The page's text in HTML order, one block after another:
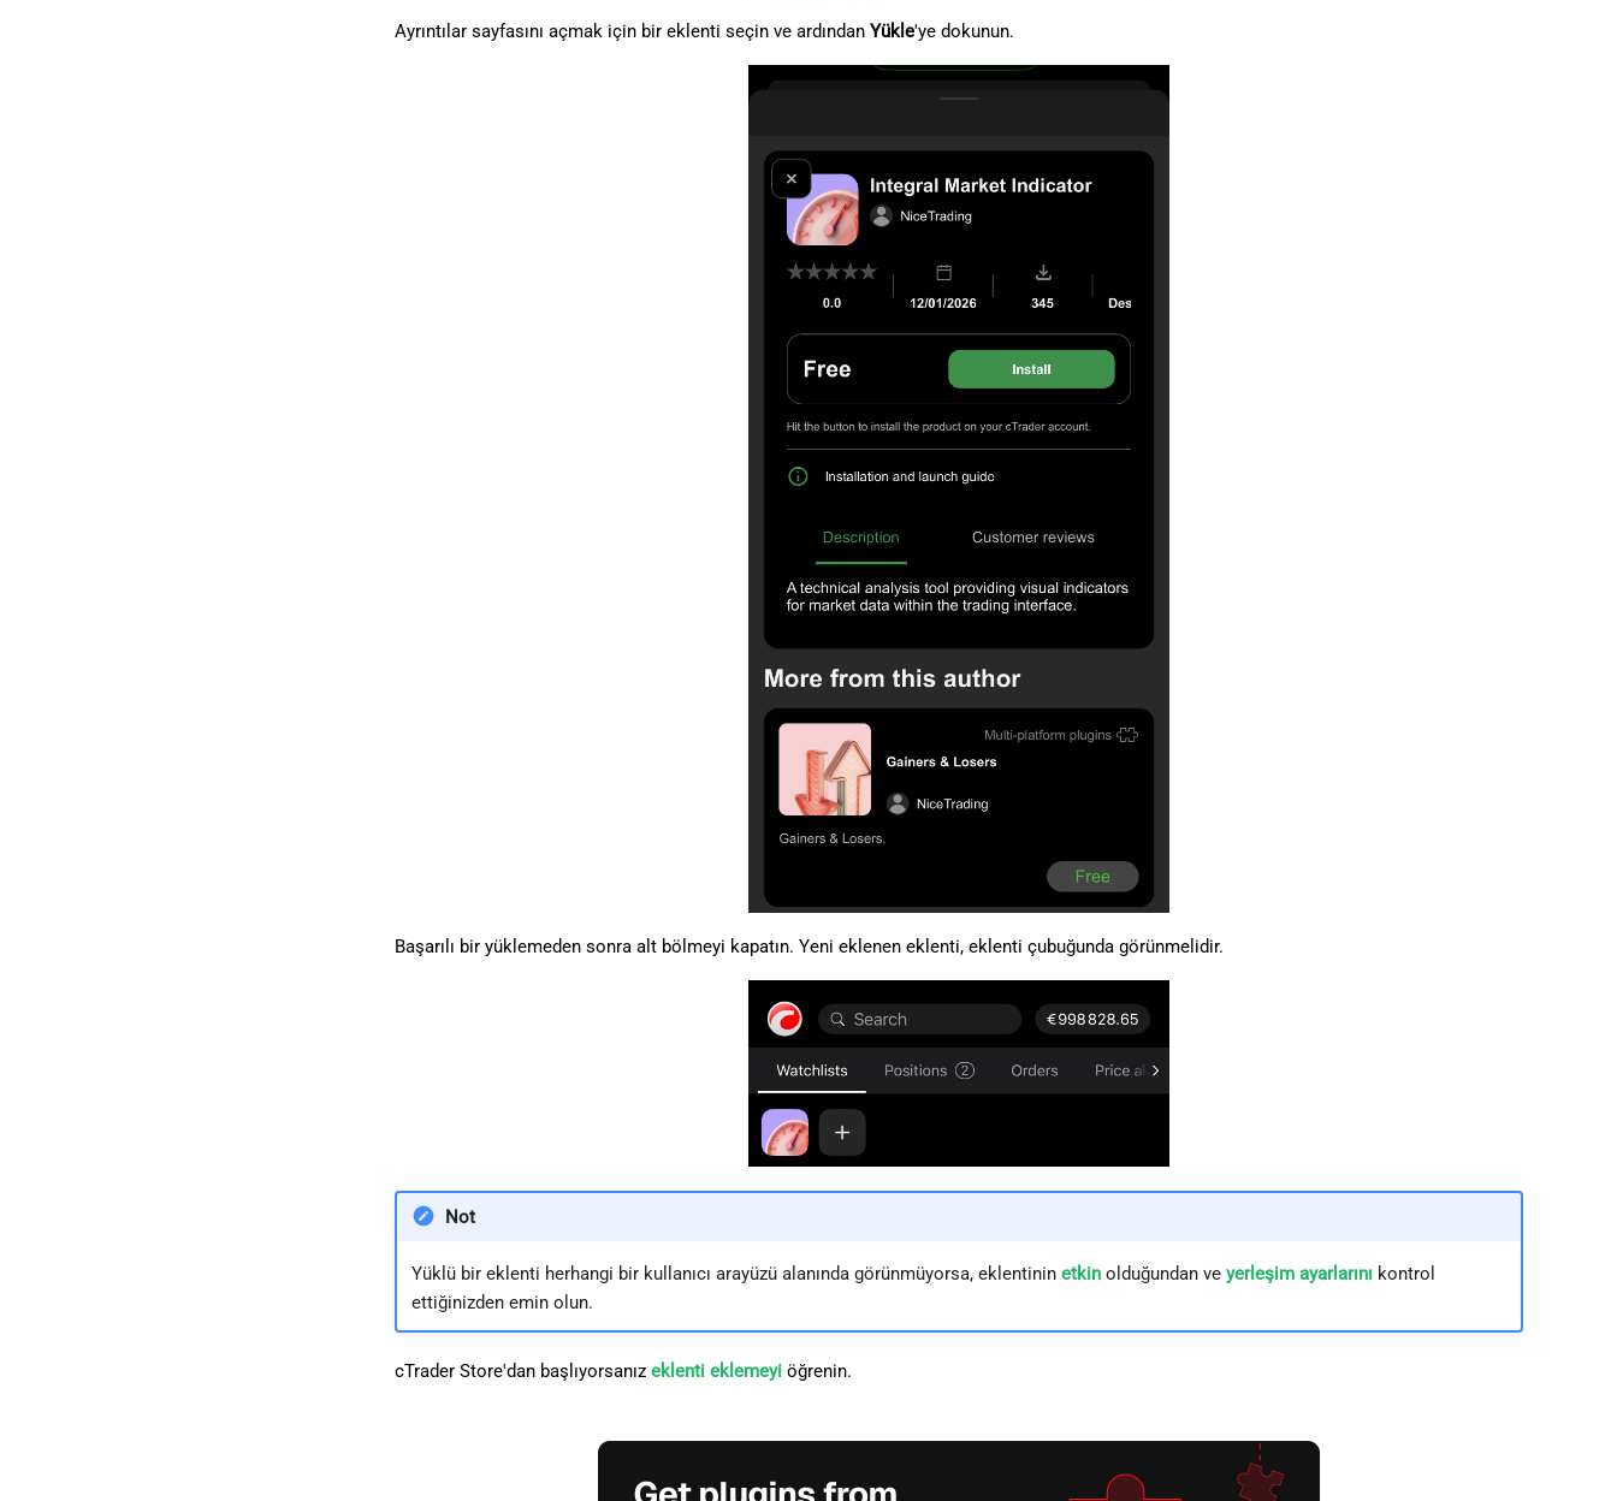
Ayrıntılar sayfasını açmak için bir eklenti seçin ve ardından Yükle'ye dokunun.
Başarılı bir yüklemeden sonra alt bölmeyi kapatın. Yeni eklenen eklenti, eklenti çubuğunda görünmelidir.
Not
Yüklü bir eklenti herhangi bir kullanıcı arayüzü alanında görünmüyorsa, eklentinin etkinolduğundan ve yerleşim ayarlarınıkontrol
ettiğinizden emin olun.
cTrader Store'dan başlıyorsanız eklenti eklemeyi öğrenin.